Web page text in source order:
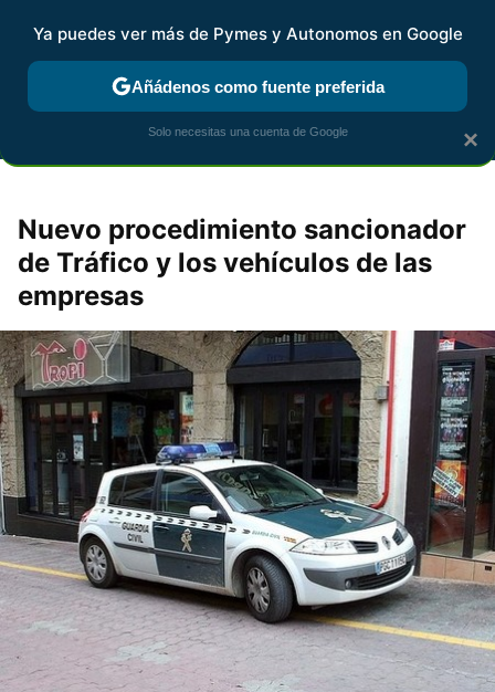
MENÚ NUEVO
FISCALIDAD Y CONTABILIDAD KIT DIGITAL
Nuevo procedimiento sancionador
de Tráfico y los vehículos de las
empresas
×
Ya puedes ver más de Pymes y Autonomos en Google
Añádenos como fuente preferida
Solo necesitas una cuenta de Google